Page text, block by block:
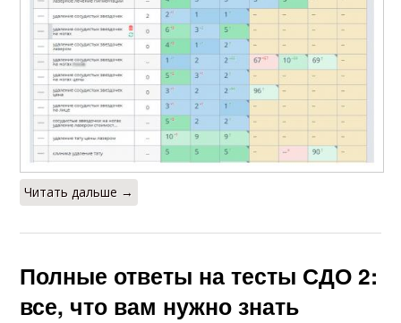
Читать дальше →
Полные ответы на тесты СДО 2:
все, что вам нужно знать